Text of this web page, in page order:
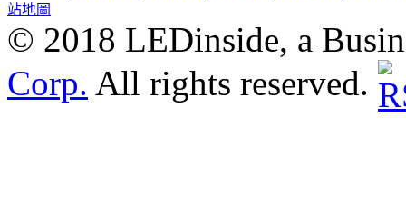
站地圖
© 2018 LEDinside, a
Corp. All rights reserved.